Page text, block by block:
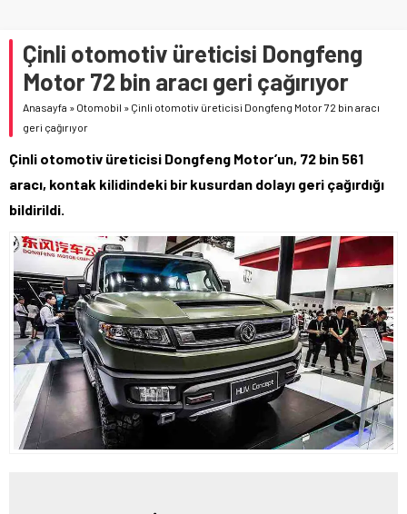
Çinli otomotiv üreticisi Dongfeng
Motor 72 bin aracı geri çağırıyor
Anasayfa » Otomobil » Çinli otomotiv üreticisi Dongfeng Motor 72 bin aracı
geri çağırıyor
Çinli otomotiv üreticisi Dongfeng Motor’un, 72 bin 561
aracı, kontak kilidindeki bir kusurdan dolayı geri çağırdığı
bildirildi.